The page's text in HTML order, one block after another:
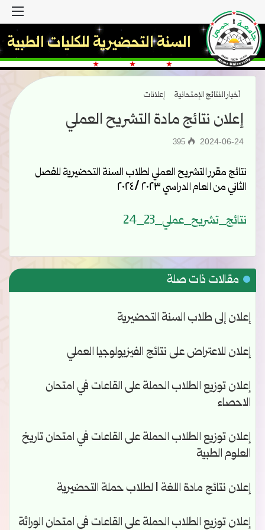
السنة التحضيرية للكليات الطبية
أخبار النتائج الإمتحانية إعلانات
إعلان نتائج مادة التشريح العملي
2024-06-24
نتائج مقرر التشريح العملي لطلاب السنة التحضيرية للفصل
الثاني من العام الدراسي ٢٠٢٣ /٢٠٢٤
نتائج_تشريح_عملي_23_24
مقالات ذات صلة
إعلان إلى طلاب السنة التحضيرية
إعلان للاعتراض على نتائج الفيزيولوجيا العملي
إعلان توزيع الطلاب الحملة على القاعات في امتحان
الاحصاء
إعلان توزيع الطلاب الحملة على القاعات في امتحان تاريخ
العلوم الطبية
إعلان نتائج مادة اللغة 1 لطلاب حملة التحضيرية
إعلان توزيع الطلاب الحملة على القاعات في امتحان الوراثة